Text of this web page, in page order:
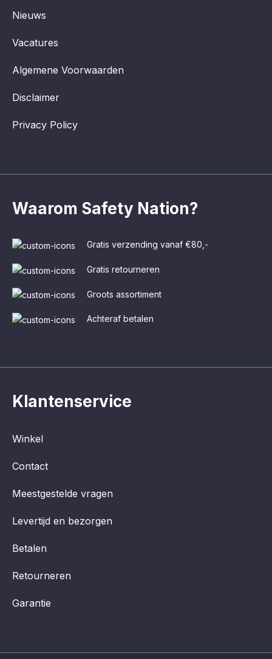
Klantenservice
Winkel
Contact
Meestgestelde vragen
Levertijd en bezorgen
Betalen
Retourneren
Garantie
Waarom Safety Nation?
Gratis verzending vanaf €80,-
Gratis retourneren
Groots assortiment
Achteraf betalen
Nieuws
Vacatures
Algemene Voorwaarden
Disclaimer
Privacy Policy